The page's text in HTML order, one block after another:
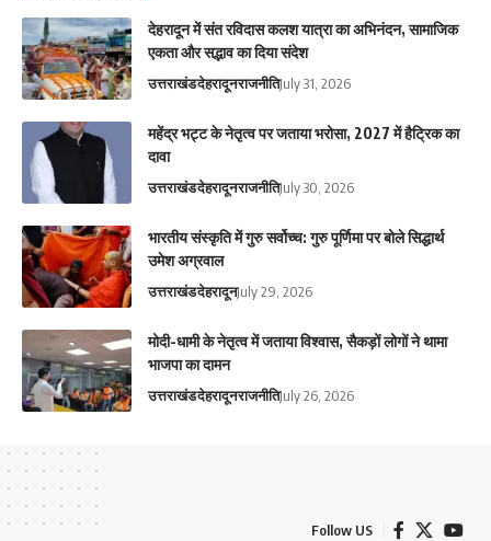
देहरादून में संत रविदास कलश यात्रा का अभिनंदन, सामाजिक
एकता और सद्भाव का दिया संदेश
उत्तराखंडदेहरादूनराजनीतिJuly 31, 2026
महेंद्र भट्ट के नेतृत्व पर जताया भरोसा, 2027 में हैट्रिक का
दावा
उत्तराखंडदेहरादूनराजनीतिJuly 30, 2026
भारतीय संस्कृति में गुरु सर्वोच्च: गुरु पूर्णिमा पर बोले सिद्धार्थ
उमेश अग्रवाल
उत्तराखंडदेहरादूनJuly 29, 2026
मोदी-धामी के नेतृत्व में जताया विश्वास, सैकड़ों लोगों ने थामा
भाजपा का दामन
उत्तराखंडदेहरादूनराजनीतिJuly 26, 2026
Follow US